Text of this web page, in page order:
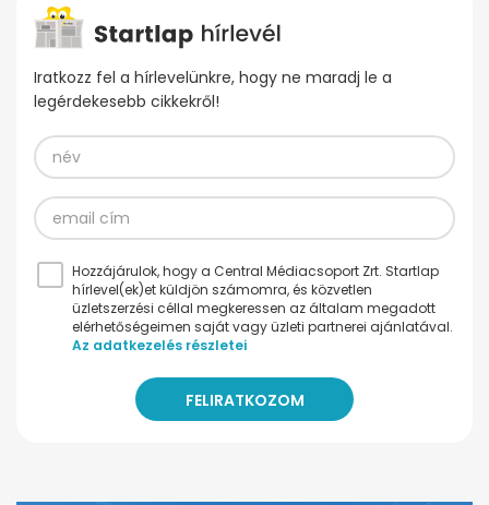
Iratkozz fel a hírlevelünkre, hogy ne maradj le a
legérdekesebb cikkekről!
Hozzájárulok, hogy a Central Médiacsoport Zrt. Startlap
hírlevel(ek)et küldjön számomra, és közvetlen
üzletszerzési céllal megkeressen az általam megadott
elérhetőségeimen saját vagy üzleti partnerei ajánlatával.
Az adatkezelés részletei